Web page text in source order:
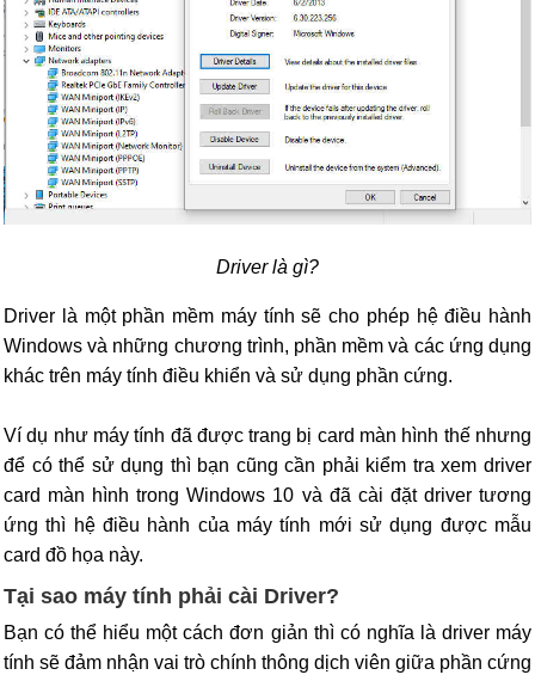
Driver là gì?
Driver là một phần mềm máy tính sẽ cho phép hệ điều hành
Windows và những chương trình, phần mềm và các ứng dụng
khác trên máy tính điều khiển và sử dụng phần cứng.
Ví dụ như máy tính đã được trang bị card màn hình thế nhưng
để có thể sử dụng thì bạn cũng cần phải kiểm tra xem driver
card màn hình trong Windows 10 và đã cài đặt driver tương
ứng thì hệ điều hành của máy tính mới sử dụng được mẫu
card đồ họa này.
Tại sao máy tính phải cài Driver?
Bạn có thể hiểu một cách đơn giản thì có nghĩa là driver máy
tính sẽ đảm nhận vai trò chính thông dịch viên giữa phần cứng